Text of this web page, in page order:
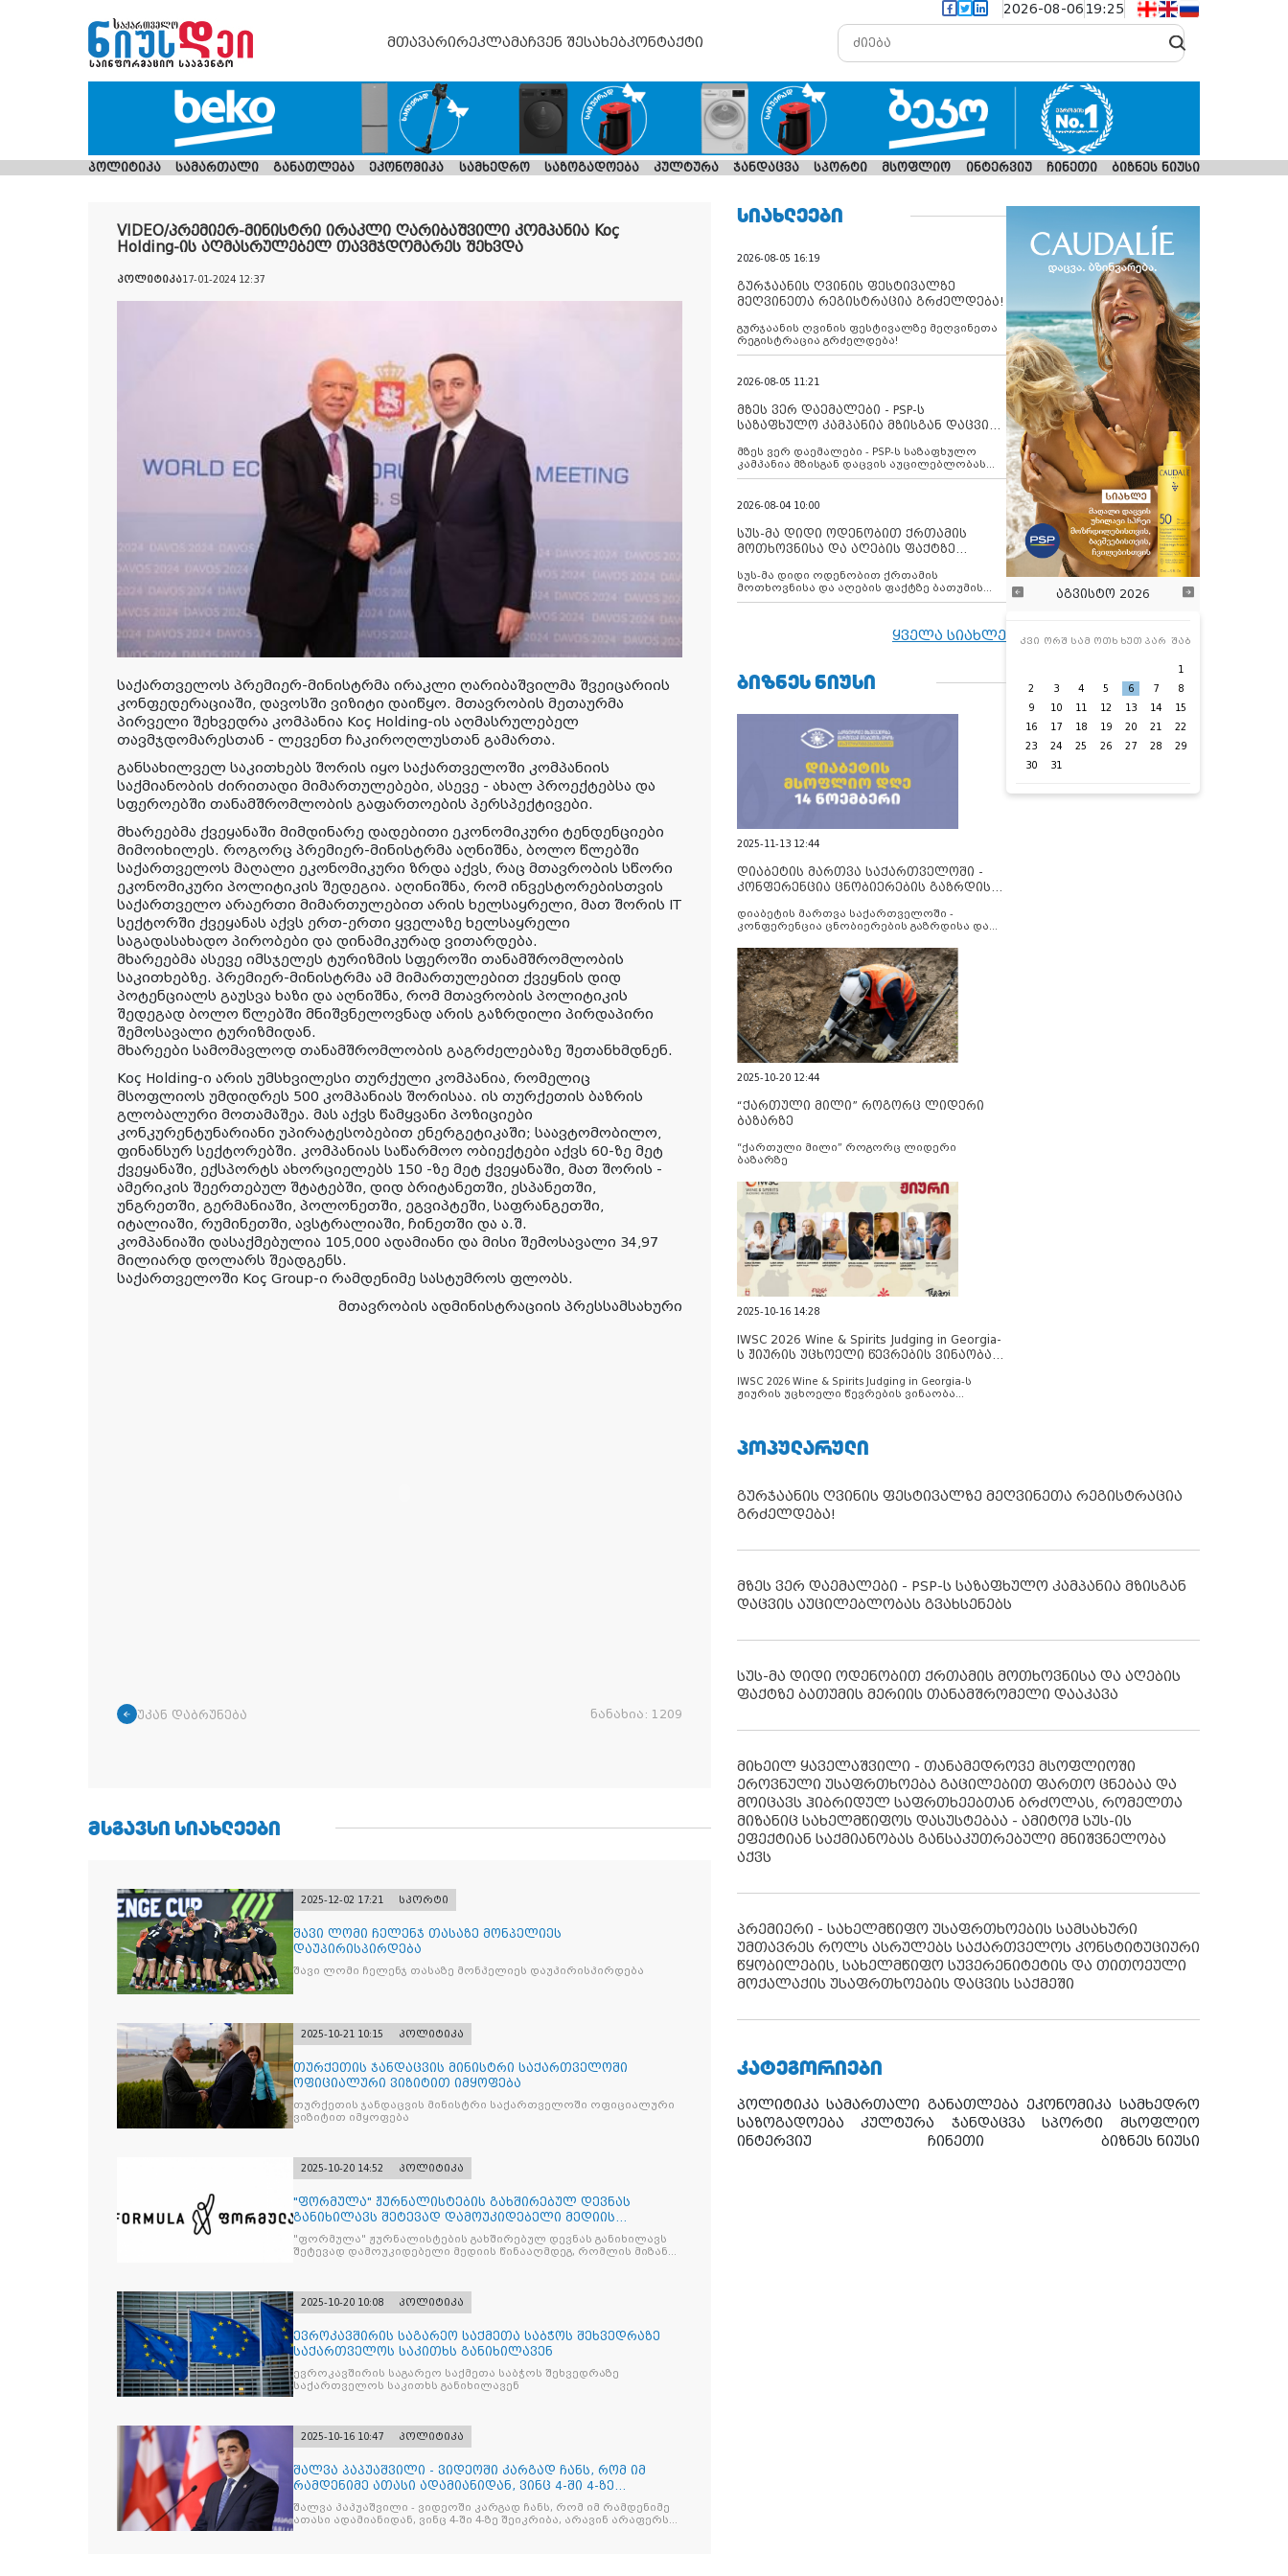
2026-08-06 19:25
მთავარირეკლამაჩვენ შესახებკონტაქტი
პოლიტიკა სამართალი განათლება ეკონომიკა სამხედრო საზოგადოება კულტურა ჯანდაცვა სპორტი მსოფლიო ინტერვიუ ჩინეთი ბიზნეს ნიუსი
VIDEO/პრემიერ-მინისტრი ირაკლი ღარიბაშვილი კომპანია Koç
Holding-ის აღმასრულებელ თავმჯდომარეს შეხვდა
პოლიტიკა17-01-2024 12:37
საქართველოს პრემიერ-მინისტრმა ირაკლი ღარიბაშვილმა შვეიცარიის
კონფედერაციაში, დავოსში ვიზიტი დაიწყო. მთავრობის მეთაურმა
პირველი შეხვედრა კომპანია Koç Holding-ის აღმასრულებელ
თავმჯდომარესთან - ლევენთ ჩაკიროღლუსთან გამართა.
განსახილველ საკითხებს შორის იყო საქართველოში კომპანიის
საქმიანობის ძირითადი მიმართულებები, ასევე - ახალ პროექტებსა და
სფეროებში თანამშრომლობის გაფართოების პერსპექტივები.
მხარეებმა ქვეყანაში მიმდინარე დადებითი ეკონომიკური ტენდენციები
მიმოიხილეს. როგორც პრემიერ-მინისტრმა აღნიშნა, ბოლო წლებში
საქართველოს მაღალი ეკონომიკური ზრდა აქვს, რაც მთავრობის სწორი
ეკონომიკური პოლიტიკის შედეგია. აღინიშნა, რომ ინვესტორებისთვის
საქართველო არაერთი მიმართულებით არის ხელსაყრელი, მათ შორის IT
სექტორში ქვეყანას აქვს ერთ-ერთი ყველაზე ხელსაყრელი
საგადასახადო პირობები და დინამიკურად ვითარდება.
მხარეებმა ასევე იმსჯელეს ტურიზმის სფეროში თანამშრომლობის
საკითხებზე. პრემიერ-მინისტრმა ამ მიმართულებით ქვეყნის დიდ
პოტენციალს გაუსვა ხაზი და აღნიშნა, რომ მთავრობის პოლიტიკის
შედეგად ბოლო წლებში მნიშვნელოვნად არის გაზრდილი პირდაპირი
შემოსავალი ტურიზმიდან.
მხარეები სამომავლოდ თანამშრომლობის გაგრძელებაზე შეთანხმდნენ.
Koç Holding-ი არის უმსხვილესი თურქული კომპანია, რომელიც
მსოფლიოს უმდიდრეს 500 კომპანიას შორისაა. ის თურქეთის ბაზრის
გლობალური მოთამაშეა. მას აქვს წამყვანი პოზიციები
კონკურენტუნარიანი უპირატესობებით ენერგეტიკაში; საავტომობილო,
ფინანსურ სექტორებში. კომპანიას საწარმოო ობიექტები აქვს 60-ზე მეტ
ქვეყანაში, ექსპორტს ახორციელებს 150 -ზე მეტ ქვეყანაში, მათ შორის -
ამერიკის შეერთებულ შტატებში, დიდ ბრიტანეთში, ესპანეთში,
უნგრეთში, გერმანიაში, პოლონეთში, ეგვიპტეში, საფრანგეთში,
იტალიაში, რუმინეთში, ავსტრალიაში, ჩინეთში და ა.შ.
კომპანიაში დასაქმებულია 105,000 ადამიანი და მისი შემოსავალი 34,97
მილიარდ დოლარს შეადგენს.
საქართველოში Koç Group-ი რამდენიმე სასტუმროს ფლობს.
მთავრობის ადმინისტრაციის პრესსამსახური
უკან დაბრუნება ნანახია: 1209
ᲛᲡᲒᲐᲕᲡᲘ ᲡᲘᲐᲮᲚᲔᲔᲑᲘ
2025-12-02 17:21 სპორტი
შავი ლომი ჩელენჯ თასაზე მონპელიეს
დაუპირისპირდება
შავი ლომი ჩელენჯ თასაზე მონპელიეს დაუპირისპირდება
2025-10-21 10:15 პოლიტიკა
თურქეთის ჯანდაცვის მინისტრი საქართველოში
ოფიციალური ვიზიტით იმყოფება
თურქეთის ჯანდაცვის მინისტრი საქართველოში ოფიციალური
ვიზიტით იმყოფება
2025-10-20 14:52 პოლიტიკა
"ფორმულა" ჟურნალისტების გახშირებულ დევნას
განიხილავს შეტევად დამოუკიდებელი მედიის
წინააღმდ
"ფორმულა" ჟურნალისტების გახშირებულ დევნას განიხილავს
შეტევად დამოუკიდებელი მედიის წინააღმდეგ, რომლის მიზანი
2025-10-20 10:08 პოლიტიკა
ევროკავშირის საგარეო საქმეთა საბჭოს შეხვედრაზე
საქართველოს საკითხს განიხილავენ
ევროკავშირის საგარეო საქმეთა საბჭოს შეხვედრაზე
საქართველოს საკითხს განიხილავენ
2025-10-16 10:47 პოლიტიკა
შალვა პაპუაშვილი - ვიდეოში კარგად ჩანს, რომ იმ
რამდენიმე ათასი ადამიანიდან, ვინც 4-ში 4-ზე
შეიკრიბა,
შალვა პაპუაშვილი - ვიდეოში კარგად ჩანს, რომ იმ რამდენიმე
ათასი ადამიანიდან, ვინც 4-ში 4-ზე შეიკრიბა, არავინ არაფერს
ᲡᲘᲐᲮᲚᲔᲔᲑᲘ
2026-08-05 16:19
გურჯაანის ღვინის ფესტივალზე
მეღვინეთა რეგისტრაცია გრძელდება!
გურჯაანის ღვინის ფესტივალზე მეღვინეთა
რეგისტრაცია გრძელდება!
2026-08-05 11:21
მზეს ვერ დაემალები - PSP-ს
საზაფხულო კამპანია მზისგან დაცვის
მზეს ვერ დაემალები - PSP-ს საზაფხულო
კამპანია მზისგან დაცვის აუცილებლობას
გვახსენებს
2026-08-04 10:00
სუს-მა დიდი ოდენობით ქრთამის
მოთხოვნისა და აღების ფაქტზე
დააკავა
სუს-მა დიდი ოდენობით ქრთამის
მოთხოვნისა და აღების ფაქტზე ბათუმის
მერიის თანამშრომელი დააკავა
ყველა სიახლე
ᲑᲘᲖᲜᲔᲡ ᲜᲘᲣᲡᲘ
2025-11-13 12:44
დიაბეტის მართვა საქართველოში -
კონფერენცია ცნობიერების გაზრდისა
დიაბეტის მართვა საქართველოში -
კონფერენცია ცნობიერების გაზრდისა და
2025-10-20 12:44
“ქართული მილი” როგორც ლიდერი
ბაზარზე
“ქართული მილი” როგორც ლიდერი
ბაზარზე
2025-10-16 14:28
IWSC 2026 Wine & Spirits Judging in Georgia-
ს ჟიურის უცხოელი წევრების ვინაობა
IWSC 2026 Wine & Spirits Judging in Georgia-ს
ჟიურის უცხოელი წევრების ვინაობა
აგვისტო 2026
კვი ორშ სამ ოთხ ხუთ პარ შაბ
1
2
3 4 5 6 7
8
9
10 11 12 13 14
15
16
17 18 19 20 21
22
23
24 25 26 27 28
29
30
31
ᲞᲝᲞᲣᲚᲐᲠᲣᲚᲘ
გურჯაანის ღვინის ფესტივალზე მეღვინეთა რეგისტრაცია
გრძელდება!
მზეს ვერ დაემალები - PSP-ს საზაფხულო კამპანია მზისგან
დაცვის აუცილებლობას გვახსენებს
სუს-მა დიდი ოდენობით ქრთამის მოთხოვნისა და აღების
ფაქტზე ბათუმის მერიის თანამშრომელი დააკავა
მიხეილ ყაველაშვილი - თანამედროვე მსოფლიოში
ეროვნული უსაფრთხოება გაცილებით ფართო ცნებაა და
მოიცავს ჰიბრიდულ საფრთხეებთან ბრძოლას, რომელთა
მიზანიც სახელმწიფოს დასუსტებაა - ამიტომ სუს-ის
ეფექტიან საქმიანობას განსაკუთრებული მნიშვნელობა
აქვს
პრემიერი - სახელმწიფო უსაფრთხოების სამსახური
უმთავრეს როლს ასრულებს საქართველოს კონსტიტუციური
წყობილების, სახელმწიფო სუვერენიტეტის და თითოეული
მოქალაქის უსაფრთხოების დაცვის საქმეში
ᲙᲐᲢᲔᲒᲝᲠᲘᲔᲑᲘ
პოლიტიკა სამართალი განათლება ეკონომიკა სამხედრო
საზოგადოება
კულტურა ჯანდაცვა სპორტი
მსოფლიო
ინტერვიუ
ჩინეთი ბიზნეს ნიუსი